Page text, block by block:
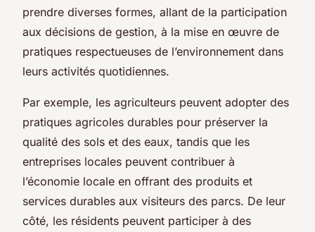
prendre diverses formes, allant de la participation
aux décisions de gestion, à la mise en œuvre de
pratiques respectueuses de l’environnement dans
leurs activités quotidiennes.
Par exemple, les agriculteurs peuvent adopter des
pratiques agricoles durables pour préserver la
qualité des sols et des eaux, tandis que les
entreprises locales peuvent contribuer à
l’économie locale en offrant des produits et
services durables aux visiteurs des parcs. De leur
côté, les résidents peuvent participer à des